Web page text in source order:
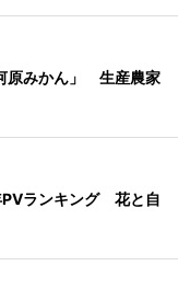
原みかん」 生産農家
ランキング 花と自